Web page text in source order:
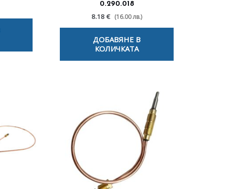
0.290.018
8.18 € (16.00 лв.)
ДОБАВЯНЕ В
КОЛИЧКАТА